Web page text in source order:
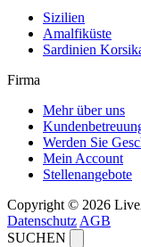
Sizilien
Amalfiküste
Sardinien
Firma
Mehr über uns
Werden Sie
Mein Account
Stellenangebote
Copyright © 2026
Datenschutz AGB
SUCHEN